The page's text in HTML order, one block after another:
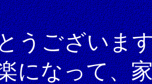
うございま
になって、